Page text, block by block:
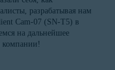
разрабатывая нам
Cam-07 (SN-T5) в
на дальнейшее
компании!